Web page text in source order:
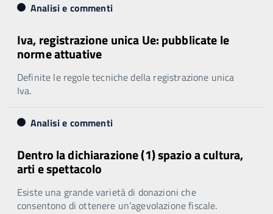
Analisi e commenti
Iva, registrazione unica Ue: pubblicate le
norme attuative
Definite le regole tecniche della registrazione unica
Iva.
Analisi e commenti
Dentro la dichiarazione (1) spazio a cultura,
arti e spettacolo
Esiste una grande varietà di donazioni che
consentono di ottenere un’agevolazione fiscale.